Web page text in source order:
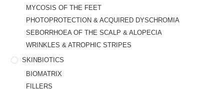
MYCOSIS OF THE FEET
PHOTOPROTECTION & ACQUIRED DYSCHROMIA
SEBORRHOEA OF THE SCALP & ALOPECIA
WRINKLES & ATROPHIC STRIPES
SKINBIOTICS
BIOMATRIX
FILLERS